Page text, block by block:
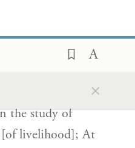
×
שִׁבְעִים לַשֵּׂיבָה,
וְעָבַר וּבָטֵל מִן
the study of
the study of
livelihood]; At